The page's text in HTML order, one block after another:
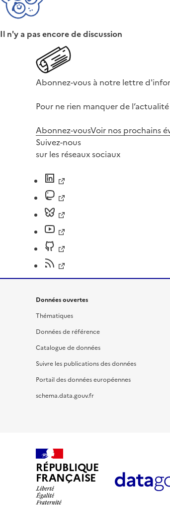
Il n'y a pas encore de discussion
Abonnez-vous à notre lettre
Pour ne rien manquer de
Abonnez-vousVoir nos prochains
Suivez-nous
sur les réseaux sociaux
Données ouvertes
Thématiques
Données de référence
Catalogue de données
Suivre les publications des données
Portail des données européennes
schema.data.gouv.fr
RÉPUBLIQUE
FRANÇAISE